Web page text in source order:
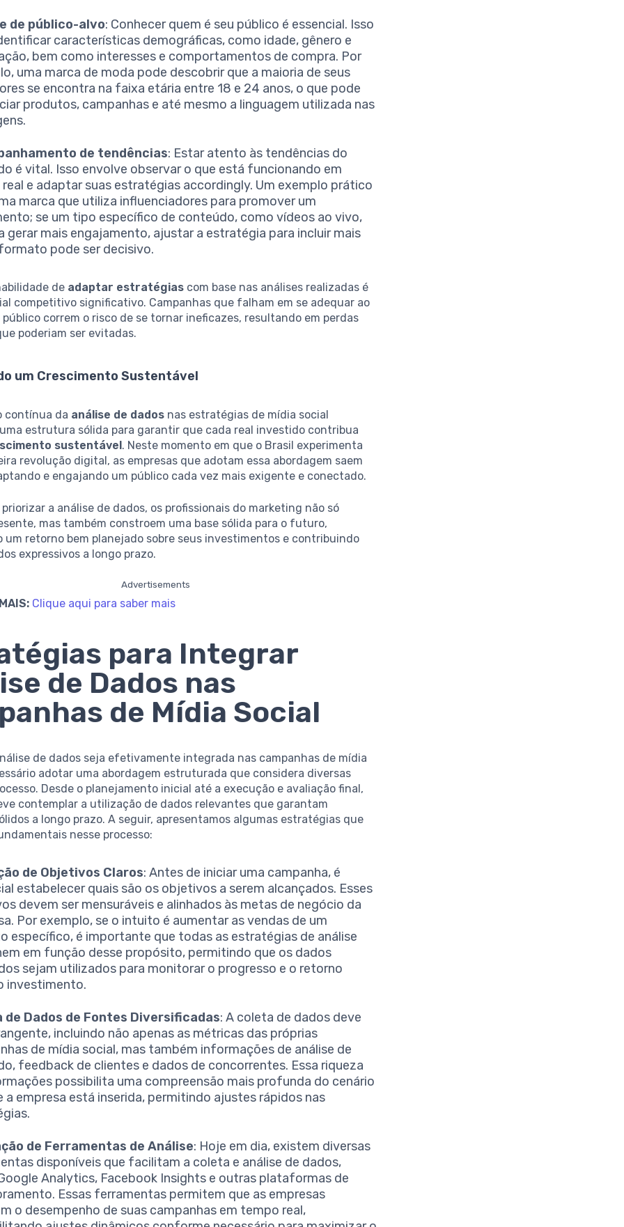
de público-alvo: Conhecer quem é seu público é essencial. Isso
características demográficas, como idade, gênero e
bem como interesses e comportamentos de compra. Por
uma marca de moda pode descobrir que a maioria de seus
se encontra na faixa etária entre 18 e 24 anos, o que pode
produtos, campanhas e até mesmo a linguagem utilizada nas
de tendências: Estar atento às tendências do
é vital. Isso envolve observar o que está funcionando em
e adaptar suas estratégias accordingly. Um exemplo prático
marca que utiliza influenciadores para promover um
se um tipo específico de conteúdo, como vídeos ao vivo,
gerar mais engajamento, ajustar a estratégia para incluir mais
pode ser decisivo.
de adaptar estratégias com base nas análises realizadas é
competitivo significativo. Campanhas que falham em se adequar ao
correm o risco de se tornar ineficazes, resultando em perdas
poderiam ser evitadas.
um Crescimento Sustentável
contínua da análise de dados nas estratégias de mídia social
estrutura sólida para garantir que cada real investido contribua
sustentável. Neste momento em que o Brasil experimenta
revolução digital, as empresas que adotam essa abordagem saem
e engajando um público cada vez mais exigente e conectado.
a análise de dados, os profissionais do marketing não só
mas também constroem uma base sólida para o futuro,
um retorno bem planejado sobre seus investimentos e contribuindo
expressivos a longo prazo.
Advertisements
Clique aqui para saber mais
para Integrar
de Dados nas
de Mídia Social
de dados seja efetivamente integrada nas campanhas de mídia
adotar uma abordagem estruturada que considera diversas
Desde o planejamento inicial até a execução e avaliação final,
contemplar a utilização de dados relevantes que garantam
a longo prazo. A seguir, apresentamos algumas estratégias que
nesse processo:
de Objetivos Claros: Antes de iniciar uma campanha, é
estabelecer quais são os objetivos a serem alcançados. Esses
devem ser mensuráveis e alinhados às metas de negócio da
Por exemplo, se o intuito é aumentar as vendas de um
específico, é importante que todas as estratégias de análise
em função desse propósito, permitindo que os dados
sejam utilizados para monitorar o progresso e o retorno
investimento.
de Dados de Fontes Diversificadas: A coleta de dados deve
incluindo não apenas as métricas das próprias
de mídia social, mas também informações de análise de
feedback de clientes e dados de concorrentes. Essa riqueza
possibilita uma compreensão mais profunda do cenário
a empresa está inserida, permitindo ajustes rápidos nas
de Ferramentas de Análise: Hoje em dia, existem diversas
disponíveis que facilitam a coleta e análise de dados,
Analytics, Facebook Insights e outras plataformas de
Essas ferramentas permitem que as empresas
o desempenho de suas campanhas em tempo real,